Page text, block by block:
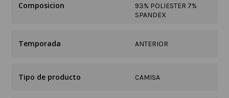
Composicion
93% POLIESTER 7%
SPANDEX
Temporada ANTERIOR
Tipo de producto CAMISA